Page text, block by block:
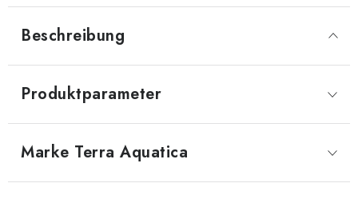
Beschreibung
Produktparameter
Marke Terra Aquatica